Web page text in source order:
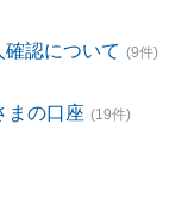
認について (9件)
まの口座 (19件)